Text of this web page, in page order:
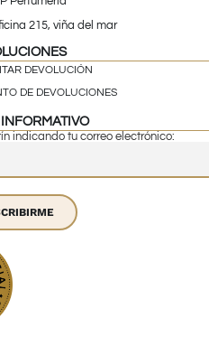
215, viña del mar
DEVOLUCIÓN
DE DEVOLUCIONES
indicando tu correo electrónico: